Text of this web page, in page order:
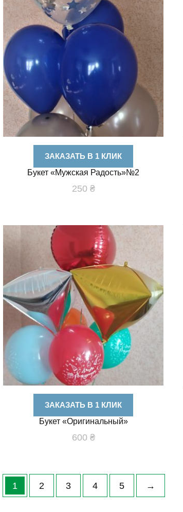
ЗАКАЗАТЬ В 1 КЛИК
Букет «Мужская Радость»№2
250 ₴
ЗАКАЗАТЬ В 1 КЛИК
Букет «Оригинальный»
600 ₴
1 2 3 4 5 →